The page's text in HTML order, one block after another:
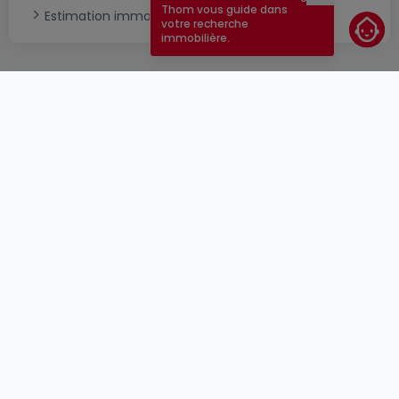
Estimation immobilièreThom vous guide dans
votre recherche
immobilière.